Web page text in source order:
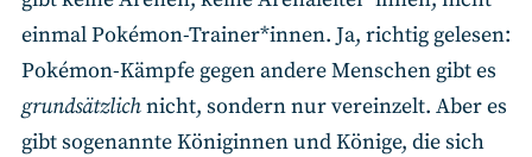
einmal Pokémon-Trainer*innen. Ja, richtig gelesen:
Pokémon-Kämpfe gegen andere Menschen gibt es
grundsätzlichnicht, sondern nur vereinzelt. Aber es
gibt sogenannte Königinnen und Könige, die sich